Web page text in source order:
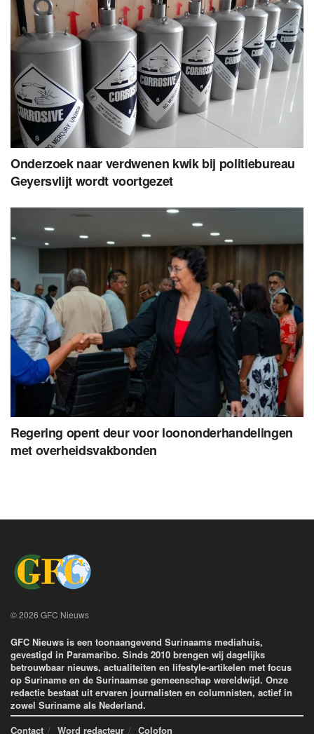
Onderzoek naar verdwenen kwik bij politiebureau
Geyersvlijt wordt voortgezet
Regering opent deur voor loononderhandelingen
met overheidsvakbonden
© 2026 GFC Nieuws
GFC Nieuws is een toonaangevend Surinaams mediahuis,
gevestigd in Paramaribo. Sinds 2010 brengen wij dagelijks
betrouwbaar nieuws, actualiteiten en lifestyle-artikelen met focus
op Suriname en de Surinaamse gemeenschap wereldwijd. Onze
redactie bestaat uit ervaren journalisten en columnisten, actief in
zowel Suriname als Nederland.
Contact
Word redacteur Colofon